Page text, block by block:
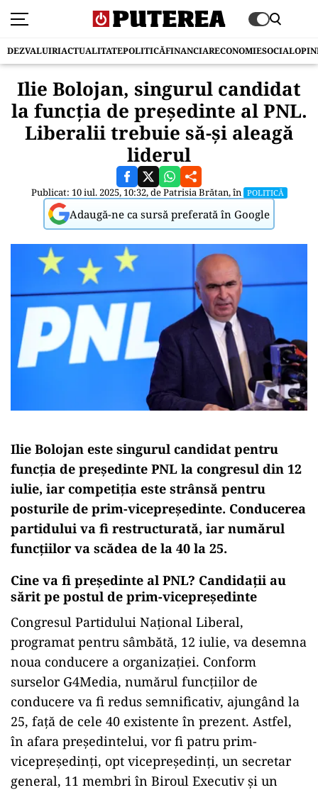
DEZVALUIRIACTUALITATEPOLITICĂFINANCIARECONOMIESOCIAL
Ilie Bolojan, singurul candidat
la funcția de președinte al PNL.
Liberalii trebuie să-și aleagă
liderul
Publicat: 10 iul. 2025, 10:32, dePatrisia Brătan, în POLITICĂ
Adaugă-ne ca sursă preferată în Google
Ilie Bolojan este singurul candidat pentru
funcția de președinte PNL la congresul din 12
iulie, iar competiția este strânsă pentru
posturile de prim-vicepreședinte. Conducerea
partidului va fi restructurată, iar numărul
funcțiilor va scădea de la 40 la 25.
Cine va fi președinte al PNL? Candidații au
sărit pe postul de prim-vicepreședinte
Congresul Partidului Național Liberal,
programat pentru sâmbătă, 12 iulie, va desemna
noua conducere a organizației. Conform
surselor G4Media, numărul funcțiilor de
conducere va fi redus semnificativ, ajungând la
25, față de cele 40 existente în prezent. Astfel,
în afara președintelui, vor fi patru prim-
vicepreședinți, opt vicepreședinți, un secretar
general, 11 membri în Biroul Executiv și un